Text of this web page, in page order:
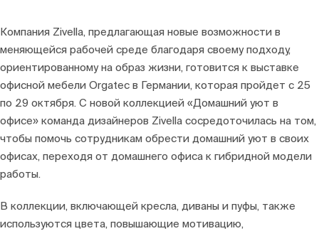
Компания Zivella, предлагающая новые возможности в
меняющейся рабочей среде благодаря своему подходу,
ориентированному на образ жизни, готовится к выставке
офисной мебели Orgatec в Германии, которая пройдет с 25
по 29 октября. С новой коллекцией «Домашний уют в
офисе» команда дизайнеров Zivella сосредоточилась на том,
чтобы помочь сотрудникам обрести домашний уют в своих
офисах, переходя от домашнего офиса к гибридной модели
работы.
В коллекции, включающей кресла, диваны и пуфы, также
используются цвета, повышающие мотивацию,